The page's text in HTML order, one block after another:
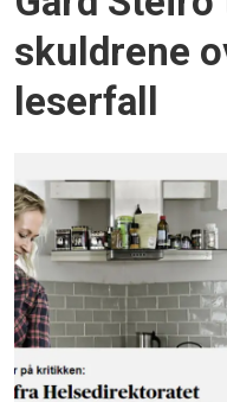
skuldrene
leserfall